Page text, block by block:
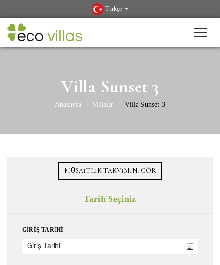
Türkçe
Villa Sunset 3
Anasayfa Villalar Villa Sunset 3
MÜSAITLIK TAKVIMINI GÖR
Tarih Seçiniz
GIRIŞ TARIHI